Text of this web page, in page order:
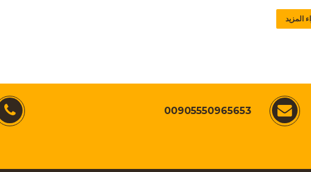
المزيد
00905550965653